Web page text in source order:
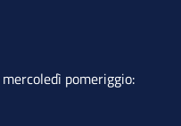
pomeriggio: